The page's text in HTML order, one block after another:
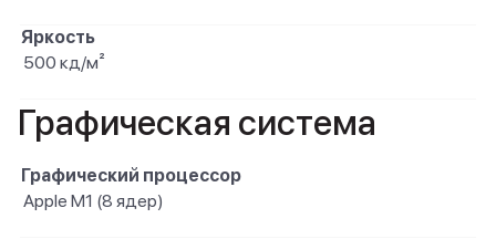
Яркость
500 кд/м²
Графическая система
Графический процессор
Apple M1 (8 ядер)